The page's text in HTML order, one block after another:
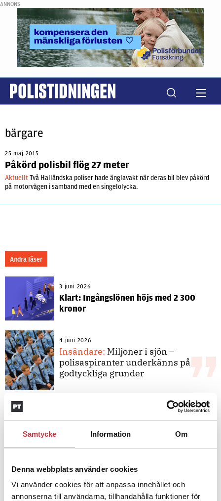
Samtycke Information Om
Denna webbplats använder cookies
Vi använder cookies för att anpassa innehållet och
annonserna till användarna, tillhandahålla funktioner för
ANNONS
bärgare
25 maj 2015
Påkörd polisbil flög 27 meter
Aktuellt Två Halländska poliser hade änglavakt när deras bil blev påkörd
på motorvägen i samband med en singelolycka.
Andra läser
3 juni 2026
Klart: Ingångslönen höjs med 2 300
kronor
4 juni 2026
Insändare: Miljoner i sjön –
polisaspiranter underkänns på
godtyckliga grunder
Jens Mårtensson:Snart 20 år i tjänst
– nu ska han lära sig grunderna
4 juni 2026
Polisregionen erkänner fel: ”Kommer
att rättas till”